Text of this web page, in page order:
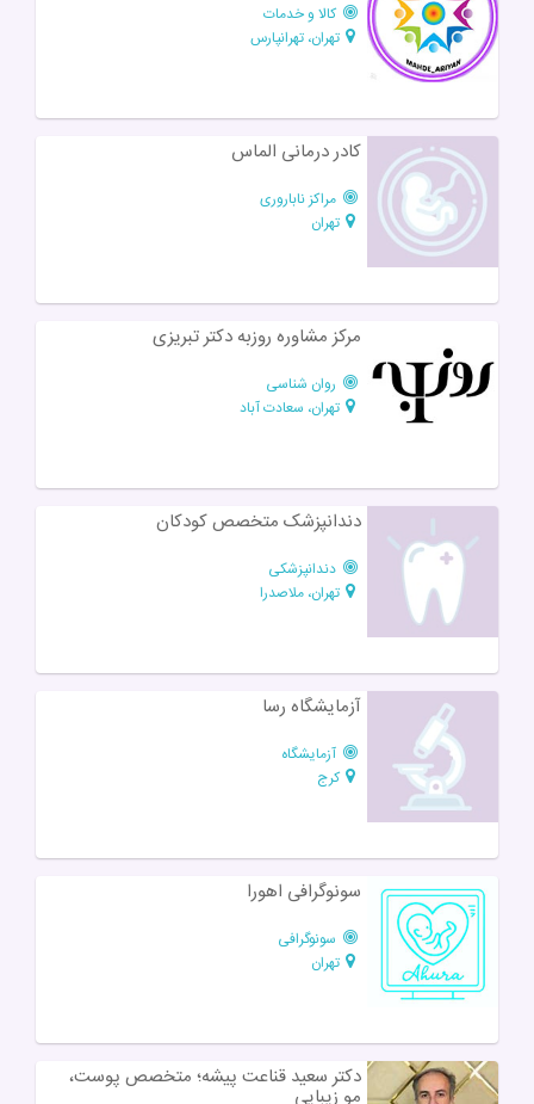
کالا و خدمات
تهران، تهرانپارس
کادر درمانی الماس
مراکز ناباروری
تهران
مرکز مشاوره روزبه دکتر تبریزی
روان شناسی
تهران، سعادت آباد
دندانپزشک متخصص کودکان
دندانپزشکی
تهران، ملاصدرا
آزمایشگاه رسا
آزمایشگاه
کرج
سونوگرافی اهورا
سونوگرافی
تهران
دکتر سعید قناعت پیشه؛ متخصص پوست،
مو زیبایی